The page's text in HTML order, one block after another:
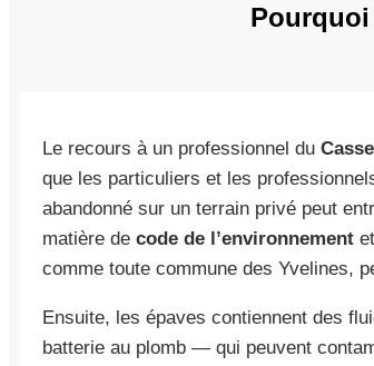
Pourquoi
Le recours à un professionnel du
que les particuliers et les
abandonné sur un terrain privé peut
matière de code de l’environnement
comme toute commune des Yvelines,
Ensuite, les épaves contiennent des
batterie au plomb — qui peuvent